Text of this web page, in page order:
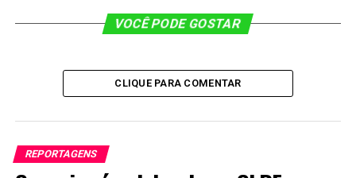
Foram vistoriadas embarcações, empresas pesqueiras,
O pescado apreendido foi doado para entidades
Nessa etapa da Operação Panulirus, a equipe de
fiscalização usou pela primeira vez Embarcação de
VOCÊ PODE GOSTAR
CLIQUE PARA COMENTAR
REPORTAGENS